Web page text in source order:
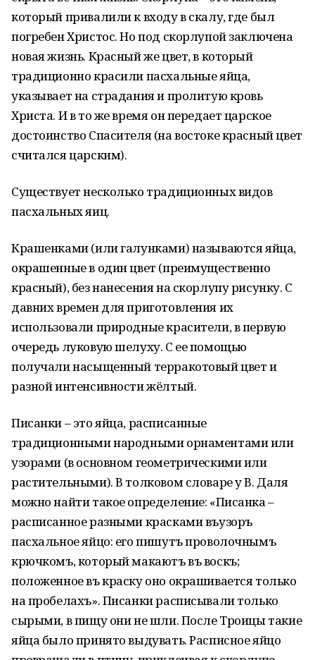
который привалили к входу в скалу, где был
погребен Христос. Но под скорлупой заключена
новая жизнь. Красный же цвет, в который
традиционно красили пасхальные яйца,
указывает на страдания и пролитую кровь
Христа. И в то же время он передает царское
достоинство Спасителя (на востоке красный цвет
считался царским).
Существует несколько традиционных видов
пасхальных яиц.
Крашенками (или галунками) называются яйца,
окрашенные в один цвет (преимущественно
красный), без нанесения на скорлупу рисунку. С
давних времен для приготовления их
использовали природные красители, в первую
очередь луковую шелуху. С ее помощью
получали насыщенный терракотовый цвет и
разной интенсивности жёлтый.
Писанки – это яйца, расписанные
традиционными народными орнаментами или
узорами (в основном геометрическими или
растительными). В толковом словаре у В. Даля
можно найти такое определение: «Писанка –
расписанное разными красками въузоръ
пасхальное яйцо: его пишутъ проволочнымъ
крючкомъ, который макаютъ въ воскъ;
положенное въ краску оно окрашивается только
на пробелахъ». Писанки расписывали только
сырыми, в пищу они не шли. После Троицы такие
яйца было принято выдувать. Расписное яйцо